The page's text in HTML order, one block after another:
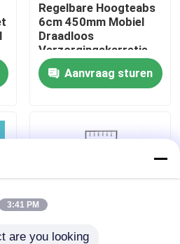
op
Regelbare Hoogteabs
6cm 450mm Mobiel
Draadloos
Verzorgingskarretje
Aanvraag sturen
3:41 PM
are you looking